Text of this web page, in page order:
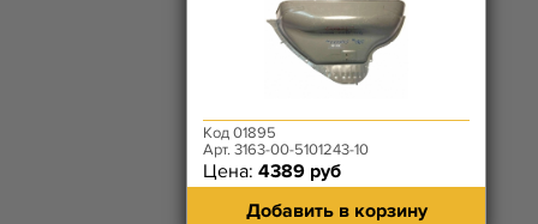
Код 01895
Арт. 3163-00-5101243-10
Цена: 4389 руб
Добавить в корзину